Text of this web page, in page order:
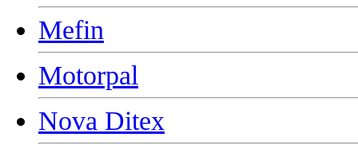
Mefin
Motorpal
Nova Ditex